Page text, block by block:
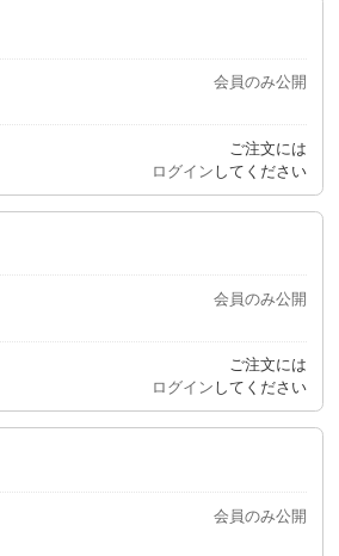
会員のみ公開
ご注文には
ログイン してください
会員のみ公開
ご注文には
ログイン してください
会員のみ公開